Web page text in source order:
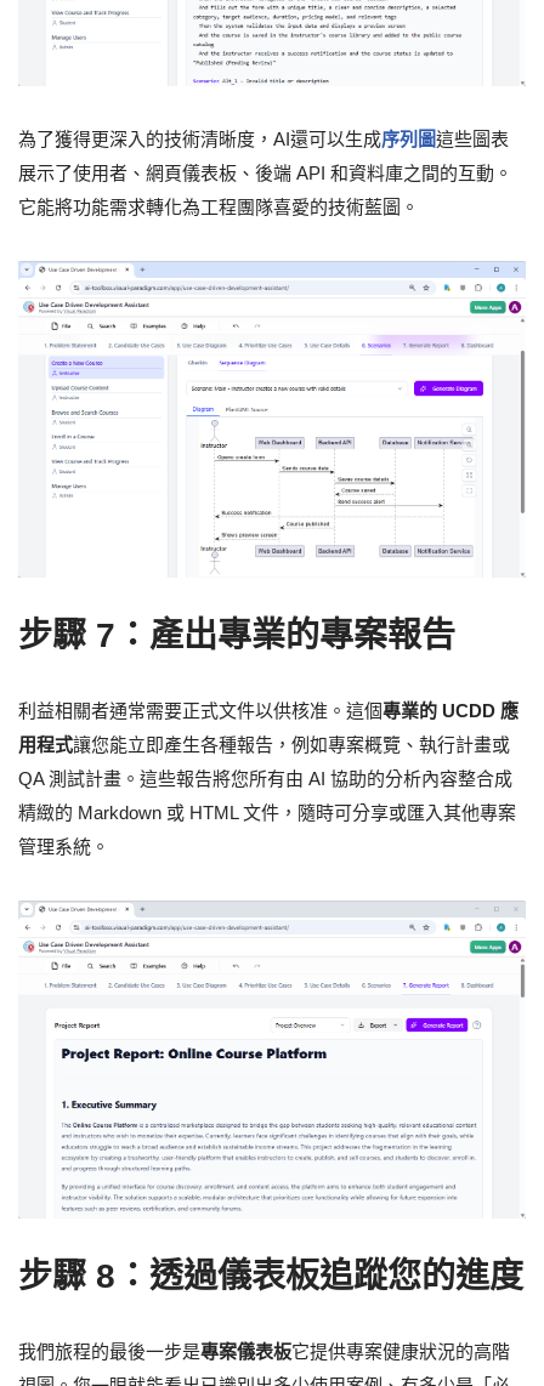
為了獲得更深入的技術清晰度，AI還可以生成序列圖這些圖表
展示了使用者、網頁儀表板、後端 API 和資料庫之間的互動。
它能將功能需求轉化為工程團隊喜愛的技術藍圖。
步驟 7：產出專業的專案報告
利益相關者通常需要正式文件以供核准。這個專業的 UCDD 應
用程式讓您能立即產生各種報告，例如專案概覽、執行計畫或
QA 測試計畫。這些報告將您所有由 AI 協助的分析內容整合成
精緻的 Markdown 或 HTML 文件，隨時可分享或匯入其他專案
管理系統。
步驟 8：透過儀表板追蹤您的進度
我們旅程的最後一步是專案儀表板它提供專案健康狀況的高階